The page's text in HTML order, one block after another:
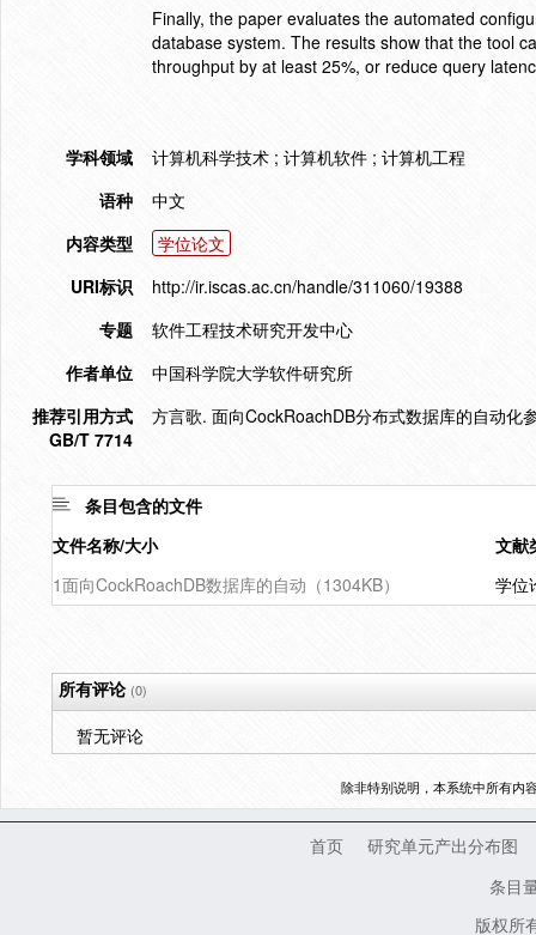
Finally, the paper evaluates the automated
database system. The results show that the tool
throughput by at least 25%, or reduce query
学科领域
计算机科学技术 ; 计算机软件 ; 计算机工程
语种
中文
内容类型
学位论文
URI标识
http://ir.iscas.ac.cn/handle/311060/19388
专题
软件工程技术研究开发中心
作者单位
中国科学院大学软件研究所
推荐引用方式
GB/T 7714
方言歌. 面向CockRoachDB分布式数据库的自动
条目包含的文件
文件名称/大小
文献
1面向CockRoachDB数据库的自动（1304KB）
学位
所有评论(0)
暂无评论
除非特别说明，本系统中所有内
首页
研究单元产出分布图
条目
版权所